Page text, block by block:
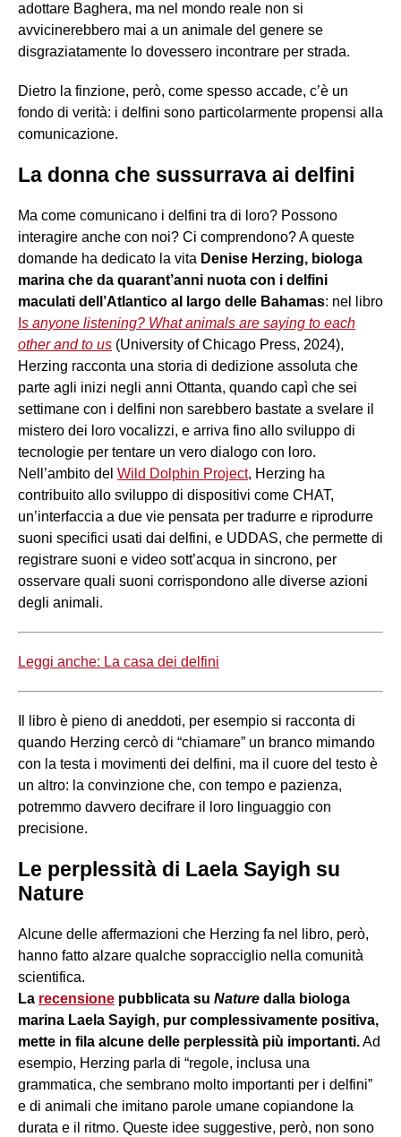
adottare Baghera, ma nel mondo reale non si
avvicinerebbero mai a un animale del genere se
disgraziatamente lo dovessero incontrare per strada.
Dietro la finzione, però, come spesso accade, c’è un
fondo di verità: i delfini sono particolarmente propensi alla
comunicazione.
La donna che sussurrava ai delfini
Ma come comunicano i delfini tra di loro? Possono
interagire anche con noi? Ci comprendono? A queste
domande ha dedicato la vita Denise Herzing, biologa
marina che da quarant’anni nuota con i delfini
maculati dell’Atlantico al largo delle Bahamas: nel libro
s anyone listening? What animals are saying to each
other and to us (University of Chicago Press, 2024),
Herzing racconta una storia di dedizione assoluta che
parte agli inizi negli anni Ottanta, quando capì che sei
settimane con i delfini non sarebbero bastate a svelare il
mistero dei loro vocalizzi, e arriva fino allo sviluppo di
tecnologie per tentare un vero dialogo con loro.
Nell’ambito del Wild Dolphin Project, Herzing ha
contribuito allo sviluppo di dispositivi come CHAT,
un’interfaccia a due vie pensata per tradurre e riprodurre
suoni specifici usati dai delfini, e UDDAS, che permette di
registrare suoni e video sott’acqua in sincrono, per
osservare quali suoni corrispondono alle diverse azioni
degli animali.
Leggi anche: La casa dei delfini
Il libro è pieno di aneddoti, per esempio si racconta di
quando Herzing cercò di “chiamare” un branco mimando
con la testa i movimenti dei delfini, ma il cuore del testo è
un altro: la convinzione che, con tempo e pazienza,
potremmo davvero decifrare il loro linguaggio con
precisione.
Le perplessità di Laela Sayigh su
Nature
Alcune delle affermazioni che Herzing fa nel libro, però,
hanno fatto alzare qualche sopracciglio nella comunità
scientifica.
La recensione pubblicata su Nature dalla biologa
marina Laela Sayigh, pur complessivamente positiva,
mette in fila alcune delle perplessità più importanti.Ad
esempio, Herzing parla di “regole, inclusa una
grammatica, che sembrano molto importanti per i delfini”
e di animali che imitano parole umane copiandone la
durata e il ritmo. Queste idee suggestive, però, non sono